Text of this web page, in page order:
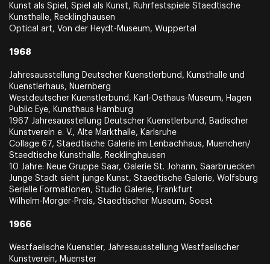
Kunst als Spiel, Spiel als Kunst, Ruhrfestspiele Staedtische
Kunsthalle, Recklinghausen
Optical art, Von der Heydt-Museum, Wuppertal
1968
Jahresausstellung Deutscher Kuenstlerbund, Kunsthalle und
Kuenstlerhaus, Nuernberg
Westdeutscher Kuenstlerbund, Karl-Osthaus-Museum, Hagen
Public Eye, Kunsthaus Hamburg
1967 Jahresausstellung Deutscher Kuenstlerbund, Badischer
Kunstverein e. V., Alte Markthalle, Karlsruhe
Collage 67, Staedtische Galerie im Lenbachhaus, Muenchen/
Staedtische Kunsthalle, Recklinghausen
10 Jahre: Neue Gruppe Saar, Galerie St. Johann, Saarbruecken
Junge Stadt sieht junge Kunst, Staedtische Galerie, Wolfsburg
Serielle Formationen, Studio Galerie, Frankfurt
Wilhelm-Morger-Preis, Staedtischer Museum, Soest
1966
Westfaelische Kuenstler, Jahresausstellung Westfaelischer
Kunstverein, Muenster